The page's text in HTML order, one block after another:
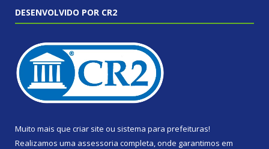
DESENVOLVIDO POR CR2
Muito mais que criar site ou sistema para prefeituras!
Realizamos uma assessoria completa, onde garantimos em